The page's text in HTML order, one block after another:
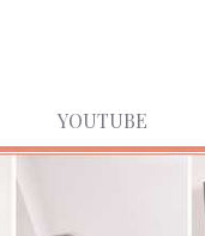
YOUTUBE